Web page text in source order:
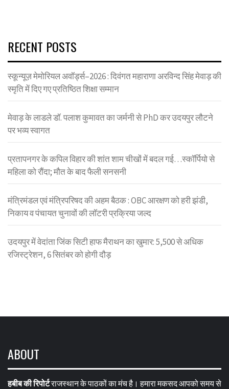
RECENT POSTS
स्कून्यूज़ मेमोरियल अवॉर्ड्स–2026 : दिवंगत महाराणा अरविन्द सिंह मेवाड़ की
स्मृति में दिए गए प्रतिष्ठित शिक्षा सम्मान
मेवाड़ के लाडले डॉ. पलाश कुमावत का जर्मनी से PhD कर उदयपुर लौटने
पर भव्य स्वागत
प्रतापनगर के कपिल विहार की शांत शाम चीखों में बदल गई…स्कॉर्पियो से
महिला को रौंदा; मौत के बाद फैली सनसनी
मंत्रिमंडल एवं मंत्रिपरिषद की अहम बैठक : OBC आरक्षण को हरी झंडी,
निकाय व पंचायत चुनावों की लॉटरी प्रक्रिया जल्द
उदयपुर में वेदांता जिंक सिटी हाफ मैराथन का खुमार: 5,500 से अधिक
रजिस्ट्रेशन, 6 सितंबर को होगी दौड़
ABOUT
हबीब की रिपोर्टराजस्थान के पाठकों का मंच है। हमारा मकसद आपको समय से